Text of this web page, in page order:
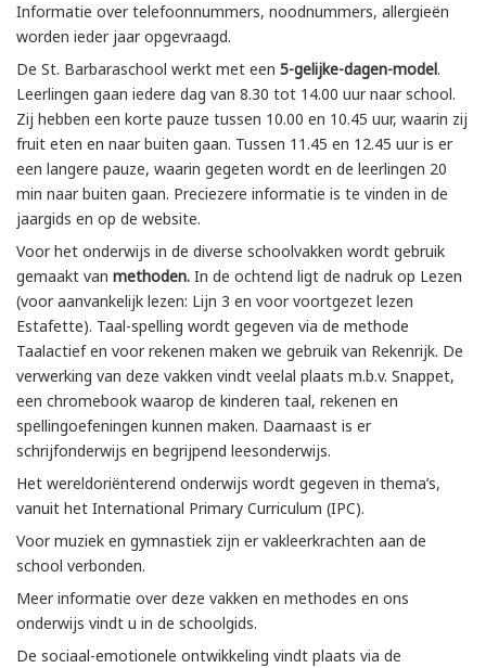
Informatie over telefoonnummers, noodnummers, allergieën
worden ieder jaar opgevraagd.
De St. Barbaraschool werkt met een 5-gelijke-dagen-model.
Leerlingen gaan iedere dag van 8.30 tot 14.00 uur naar school.
Zij hebben een korte pauze tussen 10.00 en 10.45 uur, waarin zij
fruit eten en naar buiten gaan. Tussen 11.45 en 12.45 uur is er
een langere pauze, waarin gegeten wordt en de leerlingen 20
min naar buiten gaan. Preciezere informatie is te vinden in de
jaargids en op de website.
Voor het onderwijs in de diverse schoolvakken wordt gebruik
gemaakt van methoden. In de ochtend ligt de nadruk op Lezen
(voor aanvankelijk lezen: Lijn 3 en voor voortgezet lezen
Estafette). Taal-spelling wordt gegeven via de methode
Taalactief en voor rekenen maken we gebruik van Rekenrijk. De
verwerking van deze vakken vindt veelal plaats m.b.v. Snappet,
een chromebook waarop de kinderen taal, rekenen en
spellingoefeningen kunnen maken. Daarnaast is er
schrijfonderwijs en begrijpend leesonderwijs.
Het wereldoriënterend onderwijs wordt gegeven in thema’s,
vanuit het International Primary Curriculum (IPC).
Voor muziek en gymnastiek zijn er vakleerkrachten aan de
school verbonden.
Meer informatie over deze vakken en methodes en ons
onderwijs vindt u in de schoolgids.
De sociaal-emotionele ontwikkeling vindt plaats via de